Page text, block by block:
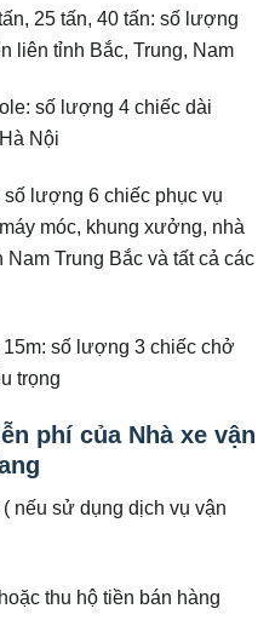
25 tấn, 40 tấn: số lượng
liên tỉnh Bắc, Trung, Nam
số lượng 4 chiếc dài
Nội
số lượng 6 chiếc phục vụ
móc, khung xưởng, nhà
Trung Bắc và tất cả các
số lượng 3 chiếc chở
trọng
phí của Nhà xe vận
nếu sử dụng dịch vụ vận
thu hộ tiền bán hàng